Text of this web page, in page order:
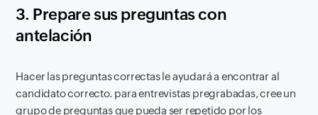
3. Prepare sus preguntas con
antelación
Hacer las preguntas correctas le ayudará a encontrar al
candidato correcto. para entrevistas pregrabadas, cree un
grupo de preguntas que pueda ser repetido por los